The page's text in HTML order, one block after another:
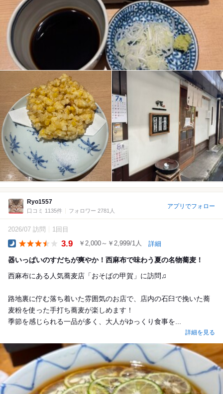
Ryo1557
口コミ 1135件 フォロワー 2781人
アプリでフォロー
2026/07 訪問 1回目
3.9 ￥2,000～￥2,999/1人 詳細
器いっぱいのすだちが爽やか！西麻布で味わう夏の名物蕎麦！
西麻布にある人気蕎麦店「おそばの甲賀」に訪問♫
路地裏に佇む落ち着いた雰囲気のお店で、店内の石臼で挽いた蕎
麦粉を使った手打ち蕎麦が楽しめます！
季節を感じられる一品が多く、大人がゆっくり食事を...
詳細を見る